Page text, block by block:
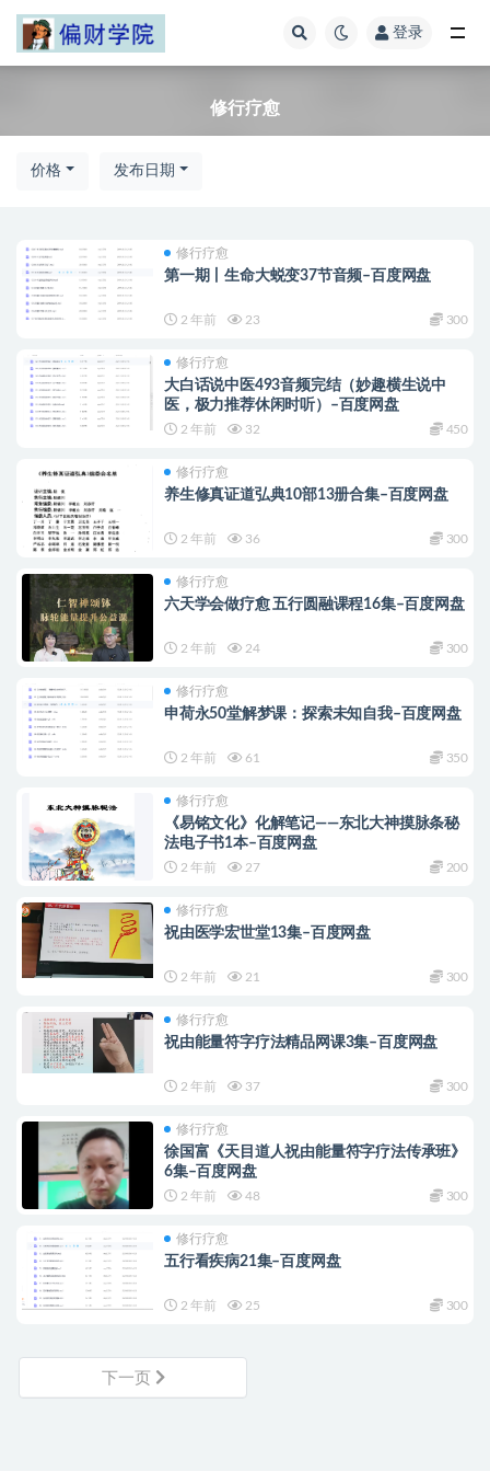
登录
修行疗愈
价格 发布日期
修行疗愈
第一期丨生命大蜕变37节音频–百度网盘
2 年前 23 300
修行疗愈
大白话说中医493音频完结（妙趣横生说中
医，极力推荐休闲时听）–百度网盘
2 年前 32 450
修行疗愈
养生修真证道弘典10部13册合集–百度网盘
2 年前 36 300
修行疗愈
六天学会做疗愈 五行圆融课程16集–百度网盘
2 年前 24 300
修行疗愈
申荷永50堂解梦课：探索未知自我–百度网盘
2 年前 61 350
修行疗愈
《易铭文化》化解笔记——东北大神摸脉条秘
法电子书1本–百度网盘
2 年前 27 200
修行疗愈
祝由医学宏世堂13集–百度网盘
2 年前 21 300
修行疗愈
祝由能量符字疗法精品网课3集–百度网盘
2 年前 37 300
修行疗愈
徐国富《天目道人祝由能量符字疗法传承班》
6集–百度网盘
2 年前 48 300
修行疗愈
五行看疾病21集–百度网盘
2 年前 25 300
下一页